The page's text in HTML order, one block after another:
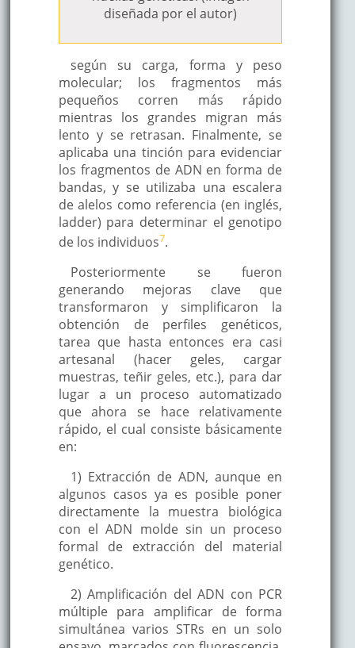
diseñada por el autor)
según su carga, forma y peso
molecular; los fragmentos más
pequeños corren más rápido
mientras los grandes migran más
lento y se retrasan. Finalmente, se
aplicaba una tinción para evidenciar
los fragmentos de ADN en forma de
bandas, y se utilizaba una escalera
de alelos como referencia (en inglés,
ladder) para determinar el genotipo
de los individuos7.
Posteriormente se fueron
generando mejoras clave que
transformaron y simplificaron la
obtención de perfiles genéticos,
tarea que hasta entonces era casi
artesanal (hacer geles, cargar
muestras, teñir geles, etc.), para dar
lugar a un proceso automatizado
que ahora se hace relativamente
rápido, el cual consiste básicamente
en:
1) Extracción de ADN, aunque en
algunos casos ya es posible poner
directamente la muestra biológica
con el ADN molde sin un proceso
formal de extracción del material
genético.
2) Amplificación del ADN con PCR
múltiple para amplificar de forma
simultánea varios STRs en un solo